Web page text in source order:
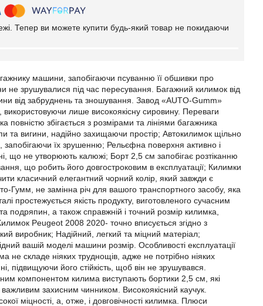
Тепер ви можете купити будь-який товар не покидаючи
машини, запобігаючи псуванню її обшивки про
зрушувалися під час пересування. Багажний килимок від
від забруднень та зношування. Завод «AUTO-Gumm»
лише високоякісну сировину. Переваги
збігається з розмірами та лініями багажника
та вигини, надійно захищаючи простір; Автокилимок щільно
запобігаючи їх зрушенню; Рельєфна поверхня активно і
що не утворюють калюжі; Борт 2,5 см запобігає розтіканню
що робить його довгостроковим в експлуатації; Килимки
класичний елегантний чорний колір, який завжди є
не замінна річ для вашого транспортного засобу, яка
простежується якість продукту, виготовленого сучасним
а також справжній і точний розмір килимка,
Peugeot 2008 2020- точно вписується згідно з
виробник; Надійний, легкий та міцний матеріал;
вашій моделі машини розмір. Особливості експлуатації
не складе ніяких труднощів, адже не потрібно ніяких
підвищуючи його стійкість, щоб він не зрушувався.
компонентом килима виступають бортики 2,5 см, які
захисним чинником. Високоякісний каучук.
міцності, а, отже, і довговічності килимка. Плюси